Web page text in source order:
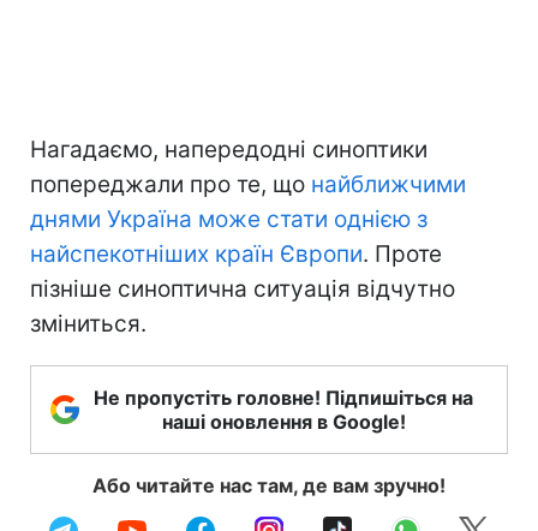
Нагадаємо, напередодні синоптики
попереджали про те, що найближчими
днями Україна може стати однією з
найспекотніших країн Європи. Проте
пізніше синоптична ситуація відчутно
зміниться.
Не пропустіть головне! Підпишіться на
наші оновлення в Google!
Або читайте нас там, де вам зручно!